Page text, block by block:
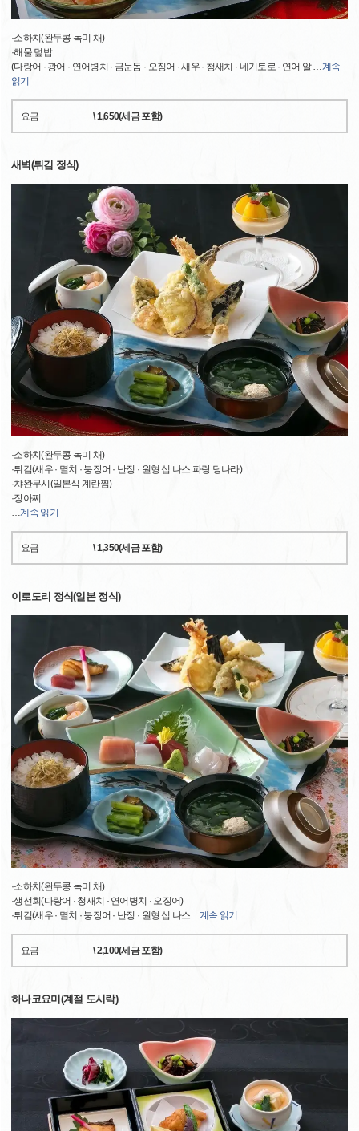
·소하치(완두콩 녹미 채)
·해물 덮밥
(다랑어 · 광어 · 연어병치 · 금눈돔 · 오징어 · 새우 · 청새치 · 네기토로 · 연어 알…계속
읽기
요금 \ 1,650(세금 포함)
새벽(튀김 정식)
·소하치(완두콩 녹미 채)
·튀김(새우 · 멸치 · 붕장어 · 난징 · 원형 십 나스 파랑 당나라)
·챠완무시(일본식 계란찜)
·장아찌
…계속 읽기
요금 \ 1,350(세금 포함)
이로도리 정식(일본 정식)
·소하치(완두콩 녹미 채)
·생선회(다랑어 · 청새치 · 연어병치 · 오징어)
·튀김(새우 · 멸치 · 붕장어 · 난징 · 원형 십 나스…계속 읽기
요금 \ 2,100(세금 포함)
하나코요미(계절 도시락)